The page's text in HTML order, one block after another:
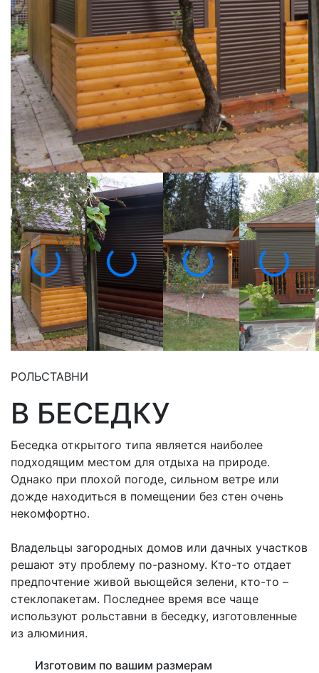
РОЛЬСТАВНИ
В БЕСЕДКУ
Беседка открытого типа является наиболее
подходящим местом для отдыха на природе.
Однако при плохой погоде, сильном ветре или
дожде находиться в помещении без стен очень
некомфортно.
Владельцы загородных домов или дачных участков
решают эту проблему по-разному. Кто-то отдает
предпочтение живой вьющейся зелени, кто-то –
стеклопакетам. Последнее время все чаще
используют рольставни в беседку, изготовленные
из алюминия.
Изготовим по вашим размерам